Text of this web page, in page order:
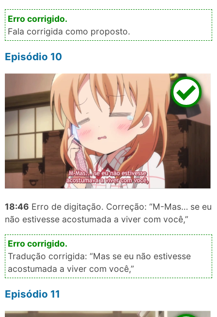
Fala corrigida como proposto.
Episódio 10
18:46 Erro de digitação. Correção: “M-Mas… se eu
não estivesse acostumada a viver com você,”
Tradução corrigida: “Mas se eu não estivesse
acostumada a viver com você,”
Episódio 11